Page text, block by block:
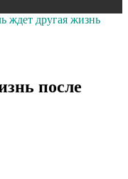
ждет другая жизнь
после